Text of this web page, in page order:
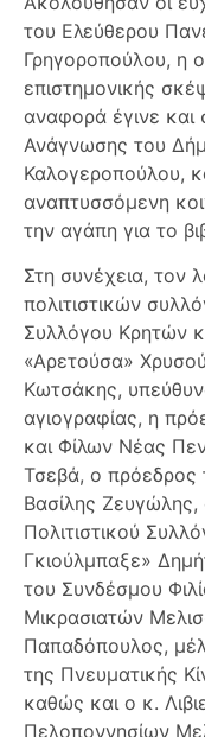
του Ελεύθερου
Γρηγοροπούλου, η
επιστημονικής
αναφορά έγινε και
Ανάγνωσης του
Καλογεροπούλου,
αναπτυσσόμενη
την αγάπη για το
Στη συνέχεια, τον
πολιτιστικών
Συλλόγου Κρητών
«Αρετούσα»
Κωτσάκης,
αγιογραφίας, η
και Φίλων Νέας
Τσεβά, ο πρόεδρος
Βασίλης Ζευγώλης,
Πολιτιστικού
Γκιούλμπαξε»
του Συνδέσμου
Μικρασιατών
Παπαδόπουλος,
της Πνευματικής
καθώς και ο κ.
Πελοποννησίων